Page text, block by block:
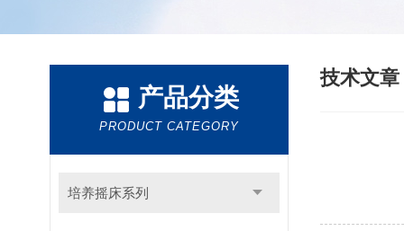
产品分类
PRODUCT CATEGORY
培养摇床系列
技术文章